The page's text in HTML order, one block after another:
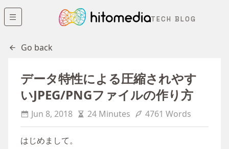
TECH BLOG
Go back
データ特性による圧縮されやす
いJPEG/PNGファイルの作り方
Jun 8, 2018 24 Minutes 4761 Words
はじめまして。